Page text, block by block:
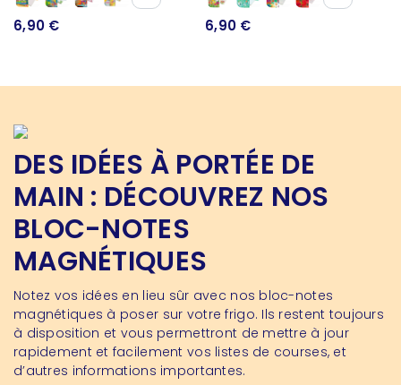
6,90 € 6,90 €
DES IDÉES À PORTÉE DE
MAIN : DÉCOUVREZ NOS
BLOC-NOTES
MAGNÉTIQUES
Notez vos idées en lieu sûr avec nos bloc-notes
magnétiques à poser sur votre frigo. Ils restent toujours
à disposition et vous permettront de mettre à jour
rapidement et facilement vos listes de courses, et
d’autres informations importantes.